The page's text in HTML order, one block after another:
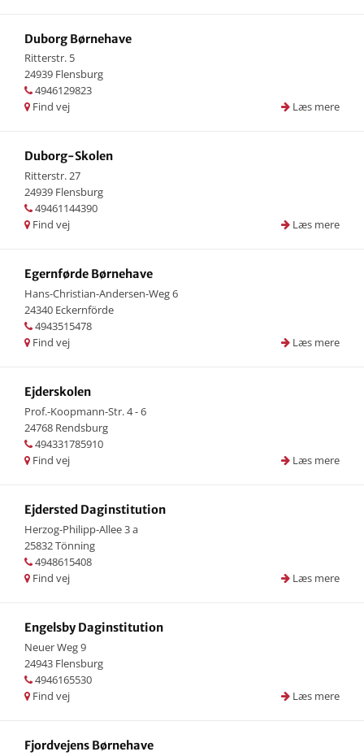
Duborg Børnehave
Ritterstr. 5
24939 Flensburg
4946129823
Læs mere
Find vej
Duborg-Skolen
Ritterstr. 27
24939 Flensburg
49461144390
Læs mere
Find vej
Egernførde Børnehave
Hans-Christian-Andersen-Weg 6
24340 Eckernförde
4943515478
Læs mere
Find vej
Ejderskolen
Prof.-Koopmann-Str. 4 - 6
24768 Rendsburg
494331785910
Læs mere
Find vej
Ejdersted Daginstitution
Herzog-Philipp-Allee 3 a
25832 Tönning
4948615408
Læs mere
Find vej
Engelsby Daginstitution
Neuer Weg 9
24943 Flensburg
4946165530
Læs mere
Find vej
Fjordvejens Børnehave